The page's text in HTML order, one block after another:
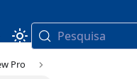
Pesquisa
Pro